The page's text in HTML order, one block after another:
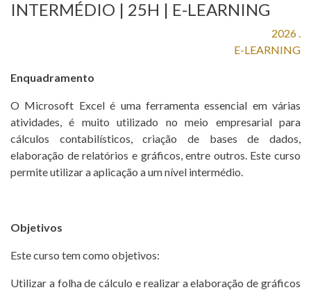
CONTROL Y
INSPECCIÓN
CURSOS
NOTICIAS
PROYECTOS
PLATAFORMA
DE E-
T. +351 268 625 026 | F.
+351 268 626 546 | E.
agricert@agricert.pt
INTERMÉDIO | 25H | E-LEARNING
2026 .
E-LEARNING
Enquadramento
O Microsoft Excel é uma ferramenta essencial em várias
atividades, é muito utilizado no meio empresarial para
cálculos contabilísticos, criação de bases de dados,
elaboração de relatórios e gráficos, entre outros. Este curso
permite utilizar a aplicação a um nível intermédio.
Objetivos
Este curso tem como objetivos:
Utilizar a folha de cálculo e realizar a elaboração de gráficos